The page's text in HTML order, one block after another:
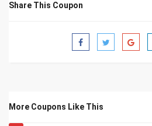
Share This Coupon
More Coupons Like This